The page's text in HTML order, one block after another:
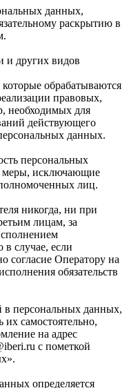
данных,
раскрытию в
и других видов
обрабатываются
правовых,
необходимых для
действующего
данных.
персональных
меры, исключающие
лиц.
никогда, ни при
лицам, за
в случае, если
согласие Оператору на
обязательств
в персональных данных,
их самостоятельно,
на адрес
с пометкой
определяется